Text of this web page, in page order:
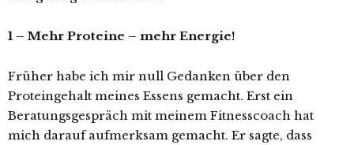
1 – Mehr Proteine – mehr Energie!
Früher habe ich mir null Gedanken über den
Proteingehalt meines Essens gemacht. Erst ein
Beratungsgespräch mit meinem Fitnesscoach hat
mich darauf aufmerksam gemacht. Er sagte, dass